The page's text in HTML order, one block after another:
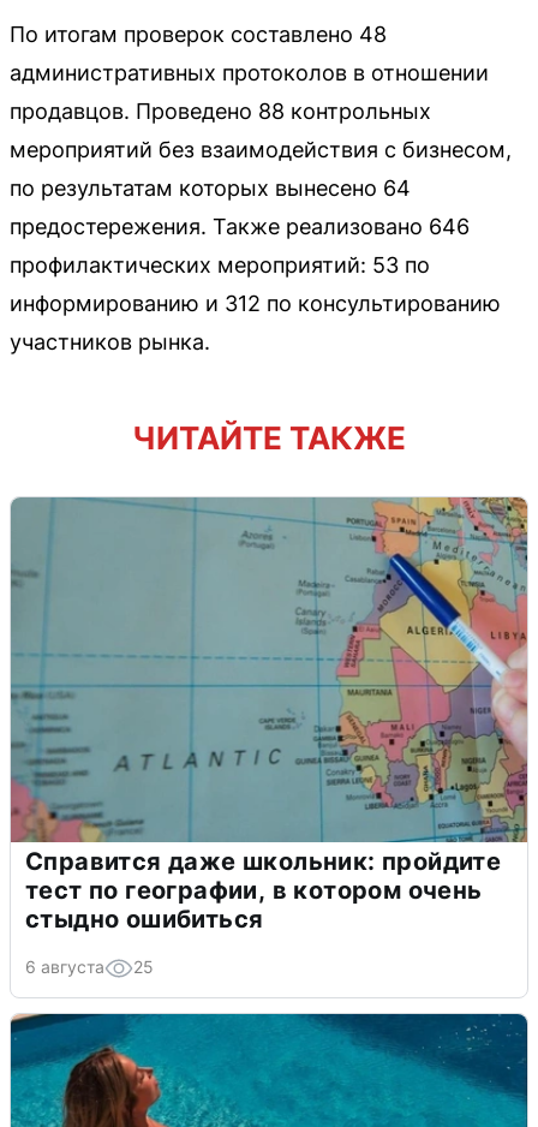
По итогам проверок составлено 48
административных протоколов в отношении
продавцов. Проведено 88 контрольных
мероприятий без взаимодействия с бизнесом,
по результатам которых вынесено 64
предостережения. Также реализовано 646
профилактических мероприятий: 53 по
информированию и 312 по консультированию
участников рынка.
ЧИТАЙТЕ ТАКЖЕ
Справится даже школьник: пройдите
тест по географии, в котором очень
стыдно ошибиться
6 августа 25